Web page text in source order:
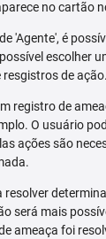
no cartão
'Agente', é
escolher
resgistros de ação.
registro de
O usuário
ações são
será mais
ameaça foi